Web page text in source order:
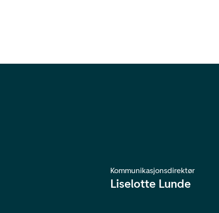
Kommunikasjonsdirektør
Liselotte Lunde